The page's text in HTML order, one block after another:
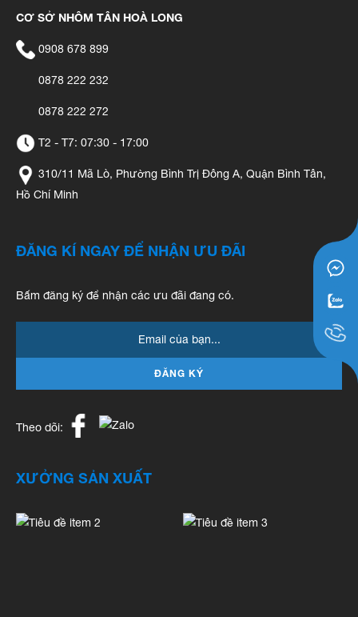
CƠ SỞ NHÔM TÂN HOÀ LONG
0908 678 899
0878 222 232
0878 222 272
T2 - T7: 07:30 - 17:00
310/11 Mã Lò, Phường Bình Trị Đông A, Quận Bình Tân,
Hồ Chí Minh
ĐĂNG KÍ NGAY ĐỂ NHẬN ƯU ĐÃI
Bấm đăng ký để nhận các ưu đãi đang có.
ĐĂNG KÝ
Theo dõi:
XƯỞNG SẢN XUẤT